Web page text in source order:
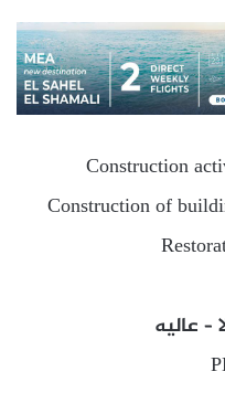
Construction
Construction of
– عاليه